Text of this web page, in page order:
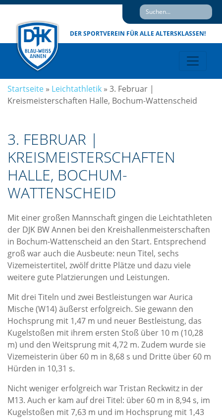
DER SPORTVEREIN FÜR ALLE ALTERSKLASSEN!
Startseite » Leichtathletik » 3. Februar |
Kreismeisterschaften Halle, Bochum-Wattenscheid
3. FEBRUAR |
KREISMEISTERSCHAFTEN
HALLE, BOCHUM-
WATTENSCHEID
Mit einer großen Mannschaft gingen die Leichtathleten
der DJK BW Annen bei den Kreishallenmeisterschaften
in Bochum-Wattenscheid an den Start. Entsprechend
groß war auch die Ausbeute: neun Titel, sechs
Vizemeistertitel, zwölf dritte Plätze und dazu viele
weitere gute Platzierungen und Leistungen.
Mit drei Titeln und zwei Bestleistungen war Aurica
Mische (W14) äußerst erfolgreich. Sie gewann den
Hochsprung mit 1,47 m und neuer Bestleistung, das
Kugelstoßen mit ihrem ersten Stoß über 10 m (10,28
m) und den Weitsprung mit 4,72 m. Zudem wurde sie
Vizemeisterin über 60 m in 8,68 s und Dritte über 60 m
Hürden in 10,31 s.
Nicht weniger erfolgreich war Tristan Reckwitz in der
M13. Auch er kam auf drei Titel: über 60 m in 8,94 s, im
Kugelstoßen mit 7,63 m und im Hochsprung mit 1,43